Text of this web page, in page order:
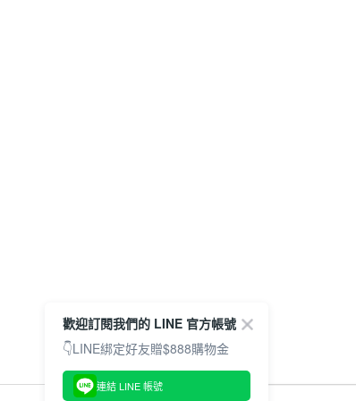
歡迎訂閱我們的 LINE 官方帳號
👇LINE綁定好友贈$888購物金
連結 LINE 帳號